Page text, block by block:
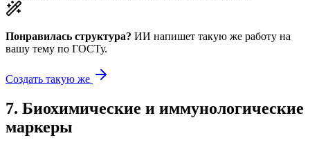
Понравилась структура? ИИ напишет такую же работу на
вашу тему по ГОСТу.
Создать такую же
7. Биохимические и иммунологические
маркеры